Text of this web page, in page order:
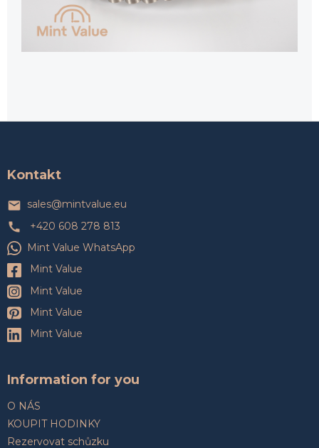
Kontakt
sales@mintvalue.eu
+420 608 278 813
Mint Value WhatsApp
Mint Value
Mint Value
Mint Value
Mint Value
Information for you
O NÁS
KOUPIT HODINKY
Rezervovat schůzku